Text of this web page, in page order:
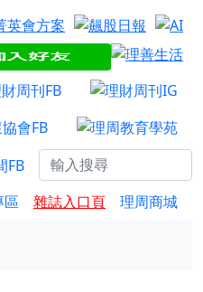
區 雜誌入口頁 理周商城